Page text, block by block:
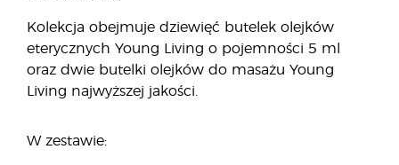
Kolekcja obejmuje dziewięć butelek olejków
eterycznych Young Living o pojemności 5 ml
oraz dwie butelki olejków do masażu Young
Living najwyższej jakości.
W zestawie: